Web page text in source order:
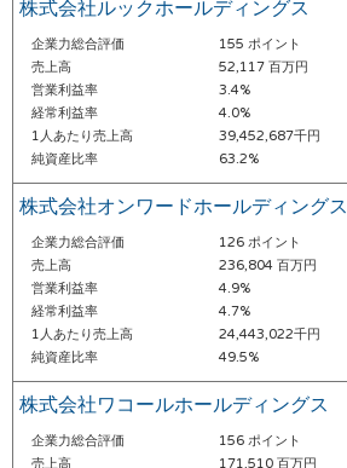
株式会社ルックホールディングス
企業力総合評価
155 ポイント
売上高
52,117 百万円
営業利益率
3.4%
経常利益率
4.0%
1人あたり売上高
39,452,687千円
純資産比率
63.2%
株式会社オンワードホールディングス
企業力総合評価
126 ポイント
売上高
236,804 百万円
営業利益率
4.9%
経常利益率
4.7%
1人あたり売上高
24,443,022千円
純資産比率
49.5%
株式会社ワコールホールディングス
企業力総合評価
156 ポイント
売上高
171,510 百万円